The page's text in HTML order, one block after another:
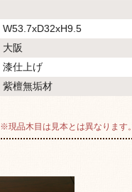
W53.7xD32xH9.5
大阪
漆仕上げ
紫檀無垢材
※現品木目は見本とは異なります。